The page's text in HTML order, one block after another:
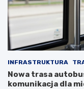
INFRASTRUKTURA
Nowa trasa
komunikacja dla